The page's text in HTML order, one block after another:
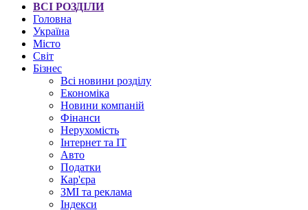
ВСІ РОЗДІЛИ
Головна
Україна
Місто
Світ
Бізнес
Всі новини розділу
Економіка
Новини компаній
Фінанси
Нерухомість
Інтернет та IT
Авто
Податки
Кар'єра
ЗМІ та реклама
Індекси